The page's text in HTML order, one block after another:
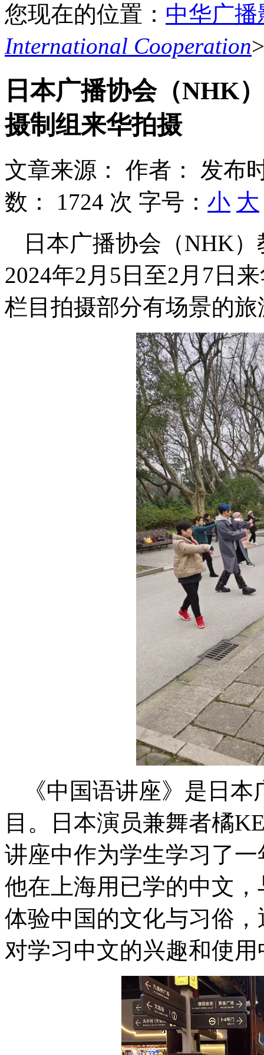
您现在的位置： 中华广
International Cooperation
日本广播协会（NHK
摄制组来华拍摄
文章来源： 作者：
发布
数： 1724 次 字号： 小 大
日本广播协会（NHK
2024年2月5日至2月7日
栏目拍摄部分有场景的
《中国语讲座》是日
目。日本演员兼舞者橘
讲座中作为学生学习了
他在上海用已学的中文
体验中国的文化与习俗
对学习中文的兴趣和使